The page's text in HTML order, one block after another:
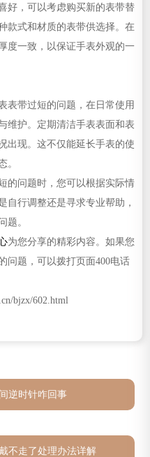
好，可以考虑购买新的表带替
款式和材质的表带供选择。在
度一致，以保证手表外观的一
带过短的问题，在日常使用
维护。定期清洁手表表面和表
出现。这不仅能延长手表的使
。
问题时，您可以根据实际情
自行调整还是寻求专业帮助，
题。
为您分享的精彩内容。如果您
问题，可以拨打页面400电话
bjzx/602.html
逆时针咋回事
不走了处理办法详解